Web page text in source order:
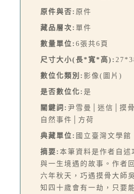
原件與否: 原件
藏品層次: 單件
數量單位: 6張共6頁
尺寸大小(長*寬*高):
數位化類別: 影像(圖片)
是否數位化: 是
關鍵詞: 尹雪曼│迷信│摸
自然事件│方荷
典藏單位: 國立臺灣文學館
摘要: 本筆資料是作者自述
與一生境遇的故事。作者
六年秋天，巧遇摸骨大師
知四十歲會有一劫，只要